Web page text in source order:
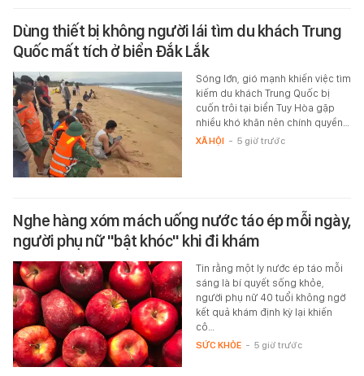
Dùng thiết bị không người lái tìm du khách Trung
Quốc mất tích ở biển Đắk Lắk
Sóng lớn, gió mạnh khiến việc tìm
kiếm du khách Trung Quốc bị
cuốn trôi tại biển Tuy Hòa gặp
nhiều khó khăn nên chính quyền…
XÃ HỘI - 5 giờ trước
Nghe hàng xóm mách uống nước táo ép mỗi ngày,
người phụ nữ "bật khóc" khi đi khám
Tin rằng một ly nước ép táo mỗi
sáng là bí quyết sống khỏe,
người phụ nữ 40 tuổi không ngờ
kết quả khám định kỳ lại khiến
cô…
SỨC KHỎE - 5 giờ trước